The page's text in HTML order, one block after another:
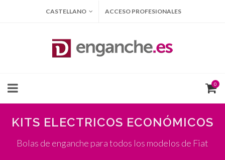
CASTELLANO ACCESO PROFESIONALES
0
KITS ELECTRICOS ECONÓMICOS
Bolas de enganche para todos los modelos de Fiat